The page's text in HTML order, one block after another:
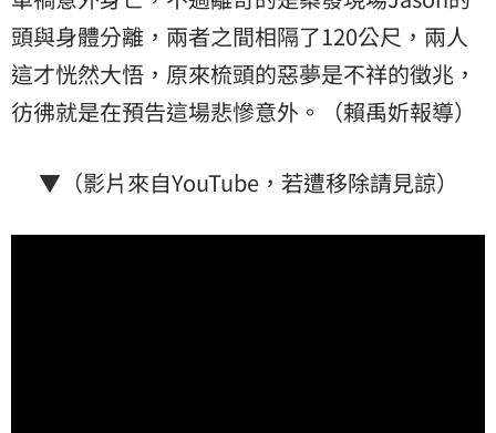
頭與身體分離，兩者之間相隔了120公尺，兩人
這才恍然大悟，原來梳頭的惡夢是不祥的徵兆，
彷彿就是在預告這場悲慘意外。（賴禹妡報導）
▼（影片來自YouTube，若遭移除請見諒）